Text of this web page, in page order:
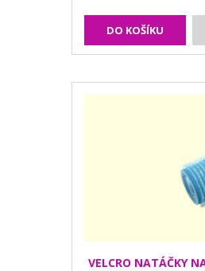
DO KOŠÍKU
VELCRO NATÁČKY